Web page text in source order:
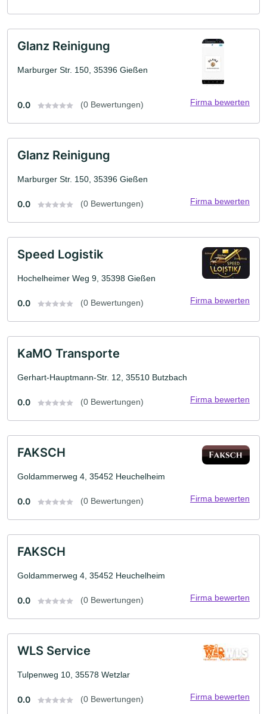
Glanz Reinigung
Marburger Str. 150, 35396 Gießen
0.0 (0 Bewertungen) Firma bewerten
Glanz Reinigung
Marburger Str. 150, 35396 Gießen
0.0 (0 Bewertungen) Firma bewerten
Speed Logistik
Hochelheimer Weg 9, 35398 Gießen
0.0 (0 Bewertungen) Firma bewerten
KaMO Transporte
Gerhart-Hauptmann-Str. 12, 35510 Butzbach
0.0 (0 Bewertungen) Firma bewerten
FAKSCH
Goldammerweg 4, 35452 Heuchelheim
0.0 (0 Bewertungen) Firma bewerten
FAKSCH
Goldammerweg 4, 35452 Heuchelheim
0.0 (0 Bewertungen) Firma bewerten
WLS Service
Tulpenweg 10, 35578 Wetzlar
0.0 (0 Bewertungen) Firma bewerten